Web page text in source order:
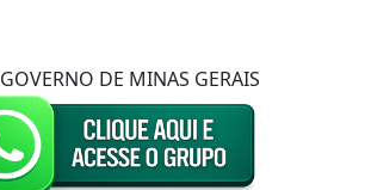
GOVERNO DE MINAS GERAIS